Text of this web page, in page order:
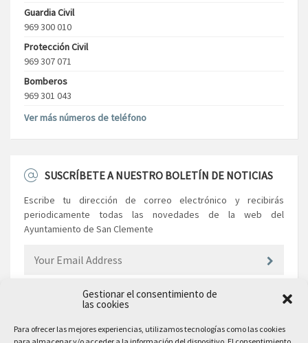
Gestionar el consentimiento de
las cookies
Para ofrecer las mejores experiencias, utilizamos tecnologías como las cookies
Guardia Civil
969 300 010
Protección Civil
969 307 071
Bomberos
969 301 043
Ver más números de teléfono
SUSCRÍBETE A NUESTRO BOLETÍN DE NOTICIAS
Escribe tu dirección de correo electrónico y recibirás
periodicamente todas las novedades de la web del
Ayuntamiento de San Clemente
EL AYUNTAMIENTO